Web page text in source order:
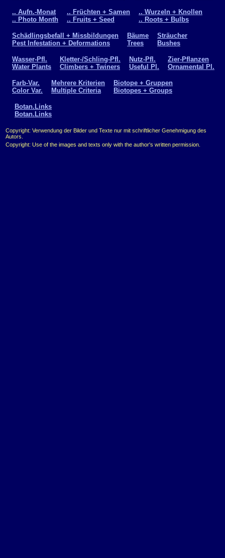
.. Aufn.-Monat
.. Photo Month
.. Früchten + Samen
.. Fruits + Seed
.. Wurzeln + Knollen
.. Roots + Bulbs
Schädlingsbefall + Missbildungen
Pest Infestation + Deformations
Bäume
Trees
Sträucher
Bushes
Wasser-Pfl.
Water Plants
Kletter-/Schling-Pfl.
Climbers + Twiners
Nutz-Pfl.
Useful Pl.
Zier-Pflanzen
Ornamental Pl.
Farb-Var.
Color Var.
Mehrere Kriterien
Multiple Criteria
Biotope + Gruppen
Biotopes + Groups
Botan.Links
Botan.Links
Copyright: Verwendung der Bilder und Texte nur mit schriftlicher Genehmigung des
Autors.
Copyright: Use of the images and texts only with the author's written permission.